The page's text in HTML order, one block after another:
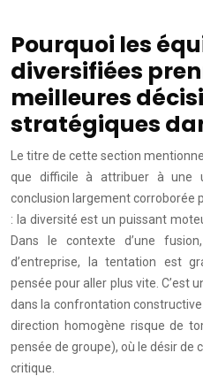
Pourquoi les
diversifiées
meilleures
stratégiques
Le titre de cette section
que difficile à attribuer à une
conclusion largement corroborée
: la diversité est un puissant
Dans le contexte d’une
d’entreprise, la tentation est
pensée pour aller plus vite. C’est
dans la confrontation
direction homogène risque de
pensée de groupe), où le désir de
critique.